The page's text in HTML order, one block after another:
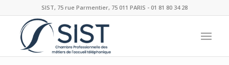
SIST, 75 rue Parmentier, 75 011 PARIS - 01 81 80 34 28